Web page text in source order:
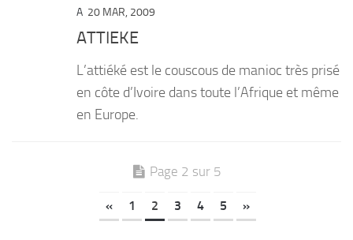
A 20 MAR, 2009
ATTIEKE
L’attiéké est le couscous de manioc très prisé
en côte d’Ivoire dans toute l’Afrique et même
en Europe.
Page 2 sur 5
« 1 2 3 4 5 »